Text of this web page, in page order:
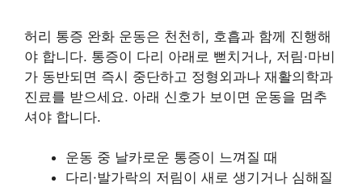
허리 통증 완화 운동은 천천히, 호흡과 함께 진행해
야 합니다. 통증이 다리 아래로 뻗치거나, 저림·마비
가 동반되면 즉시 중단하고 정형외과나 재활의학과
진료를 받으세요. 아래 신호가 보이면 운동을 멈추
셔야 합니다.
운동 중 날카로운 통증이 느껴질 때
다리·발가락의 저림이 새로 생기거나 심해질